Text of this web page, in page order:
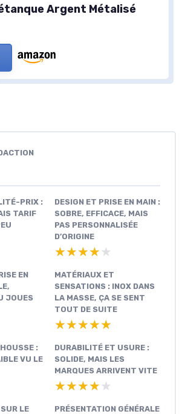
Argent Métalisé
PRIX :
TARIF
DESIGN ET PRISE EN MAIN :
SOBRE, EFFICACE, MAIS
PAS PERSONNALISÉE
D’ORIGINE
★★★★★
★★★★★
EN
JOUES
MATÉRIAUX ET
SENSATIONS : INOX DANS
LA MASSE, ÇA SE SENT
TOUT DE SUITE
★★★★★
★★★★★
:
VU LE
DURABILITÉ ET USURE :
SOLIDE, MAIS LES
MARQUES ARRIVENT VITE
★★★★★
★★★★★
LE
PRÉSENTATION GÉNÉRALE